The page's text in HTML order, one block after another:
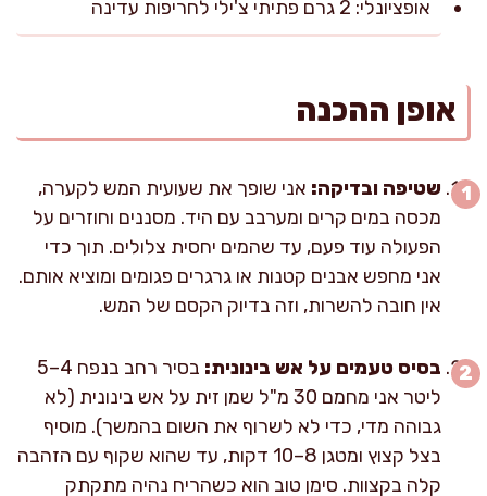
אופציונלי: 2 גרם פתיתי צ'ילי לחריפות עדינה
אופן ההכנה
שטיפה ובדיקה: אני שופך את שעועית המש לקערה,
מכסה במים קרים ומערבב עם היד. מסננים וחוזרים על
הפעולה עוד פעם, עד שהמים יחסית צלולים. תוך כדי
אני מחפש אבנים קטנות או גרגרים פגומים ומוציא אותם.
אין חובה להשרות, וזה בדיוק הקסם של המש.
בסיס טעמים על אש בינונית:
בסיר רחב בנפח 4–5
ליטר אני מחמם 30 מ"ל שמן זית על אש בינונית (לא
גבוהה מדי, כדי לא לשרוף את השום בהמשך). מוסיף
בצל קצוץ ומטגן 8–10 דקות, עד שהוא שקוף עם הזהבה
קלה בקצוות. סימן טוב הוא כשהריח נהיה מתקתק